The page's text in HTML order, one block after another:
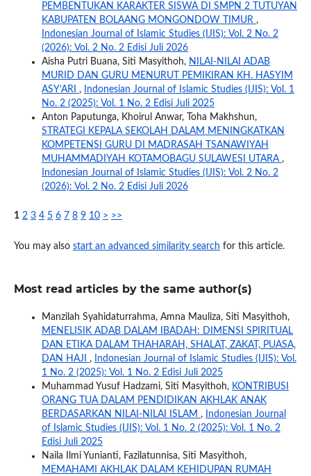
PEMBENTUKAN KARAKTER SISWA DI SMPN 2 TUTUYAN
KABUPATEN BOLAANG MONGONDOW TIMUR ,
Indonesian Journal of Islamic Studies (IJIS): Vol. 2 No. 2
(2026): Vol. 2 No. 2 Edisi Juli 2026
Aisha Putri Buana, Siti Masyithoh, NILAI-NILAI ADAB
MURID DAN GURU MENURUT PEMIKIRAN KH. HASYIM
ASY’ARI ,
Indonesian Journal of Islamic Studies (IJIS): Vol. 1
No. 2 (2025): Vol. 1 No. 2 Edisi Juli 2025
Anton Paputunga, Khoirul Anwar, Toha Makhshun,
STRATEGI KEPALA SEKOLAH DALAM MENINGKATKAN
KOMPETENSI GURU DI MADRASAH TSANAWIYAH
MUHAMMADIYAH KOTAMOBAGU SULAWESI UTARA ,
Indonesian Journal of Islamic Studies (IJIS): Vol. 2 No. 2
(2026): Vol. 2 No. 2 Edisi Juli 2026
1 2 3 4 5 6 7 8 9 10 > >>
You may also start an advanced similarity search for this article.
Most read articles by the same author(s)
Manzilah Syahidaturrahma, Amna Mauliza, Siti Masyithoh,
MENELISIK ADAB DALAM IBADAH: DIMENSI SPIRITUAL
DAN ETIKA DALAM THAHARAH, SHALAT, ZAKAT, PUASA,
DAN HAJI ,
Indonesian Journal of Islamic Studies (IJIS): Vol.
1 No. 2 (2025): Vol. 1 No. 2 Edisi Juli 2025
Muhammad Yusuf Hadzami, Siti Masyithoh, KONTRIBUSI
ORANG TUA DALAM PENDIDIKAN AKHLAK ANAK
BERDASARKAN NILAI-NILAI ISLAM ,
Indonesian Journal
of Islamic Studies (IJIS): Vol. 1 No. 2 (2025): Vol. 1 No. 2
Edisi Juli 2025
Naila Ilmi Yunianti, Fazilatunnisa, Siti Masyithoh,
MEMAHAMI AKHLAK DALAM KEHIDUPAN RUMAH